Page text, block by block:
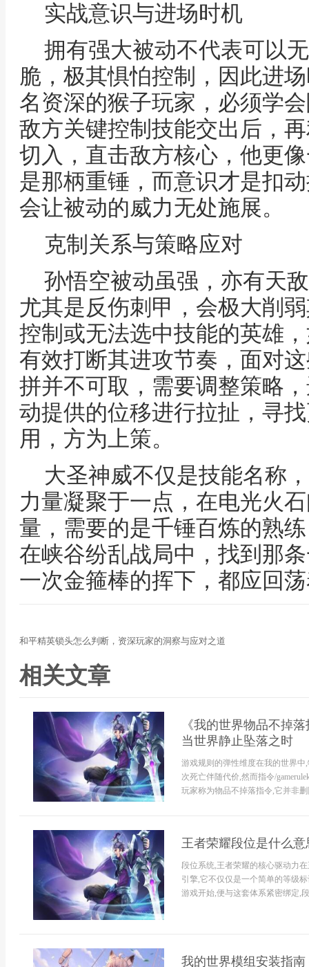
实战意识与进场时机
拥有强大被动不代表可以
脆，极其惧怕控制，因此进
名资深的猴子玩家，必须学
敌方关键控制技能交出后，
切入，直击敌方核心，他更
是那柄重锤，而意识才是扣
会让被动的威力无处施展。
克制关系与策略应对
孙悟空被动虽强，亦有天
尤其是反伤刺甲，会极大削
控制或无法选中技能的英雄
有效打断其进攻节奏，面对
拼并不可取，需要调整策略
动提供的位移进行拉扯，寻
用，方为上策。
大圣神威不仅是技能名称
力量凝聚于一点，在电光火
量，需要的是千锤百炼的熟
在峡谷纷乱战局中，找到那
一次金箍棒的挥下，都应回
和平精英锁头怎么判断，资深玩家的洞察与应对之道
相关文章
《我的世界物品不掉
当世界静止坠落之时
游戏规则的弹性维度在我的世界
次死亡伴随代价,然而指令/
玩家称为物品不掉落指令,它并非
王者荣耀段位是什么
段位系统,王者荣耀的核心驱动力
引擎,它不仅仅是一个简单的等级
游戏开始,便与这套体系紧密绑定,
我的世界模组安装指